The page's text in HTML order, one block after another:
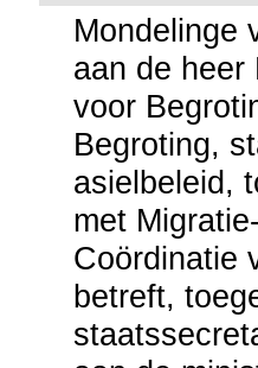
Mondelinge
aan de heer
voor
Begroting,
asielbeleid,
met
Coördinatie
betreft,